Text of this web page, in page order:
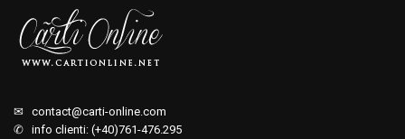
✉ contact@carti-online.com
✆ info clienti: (+40)761-476.295